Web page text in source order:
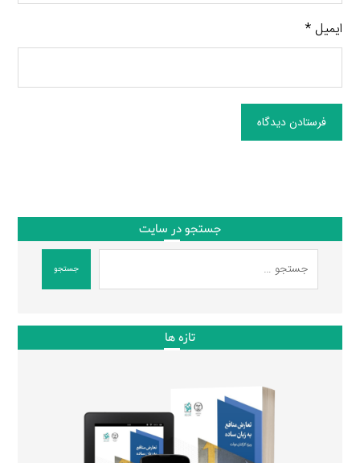
ایمیل*
فرستادن دیدگاه
جستجو در سایت
جستجو
تازه ها